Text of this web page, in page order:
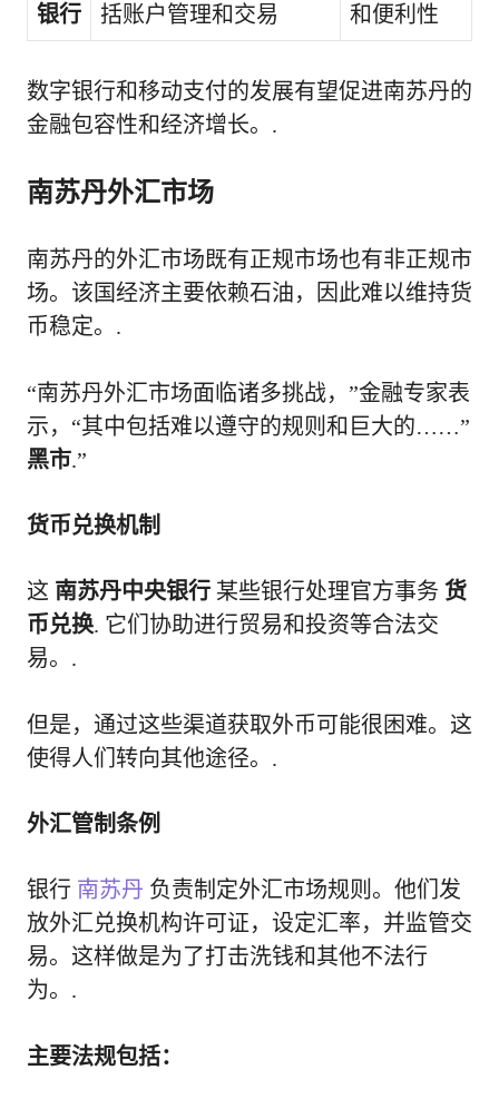
银行 括账户管理和交易 和便利性
数字银行和移动支付的发展有望促进南苏丹的
金融包容性和经济增长。.
南苏丹外汇市场
南苏丹的外汇市场既有正规市场也有非正规市
场。该国经济主要依赖石油，因此难以维持货
币稳定。.
“南苏丹外汇市场面临诸多挑战，”金融专家表
示，“其中包括难以遵守的规则和巨大的……”
黑市.”
货币兑换机制
这 南苏丹中央银行 某些银行处理官方事务 货
币兑换. 它们协助进行贸易和投资等合法交
易。.
但是，通过这些渠道获取外币可能很困难。这
使得人们转向其他途径。.
外汇管制条例
银行 南苏丹 负责制定外汇市场规则。他们发
放外汇兑换机构许可证，设定汇率，并监管交
易。这样做是为了打击洗钱和其他不法行
为。.
主要法规包括：